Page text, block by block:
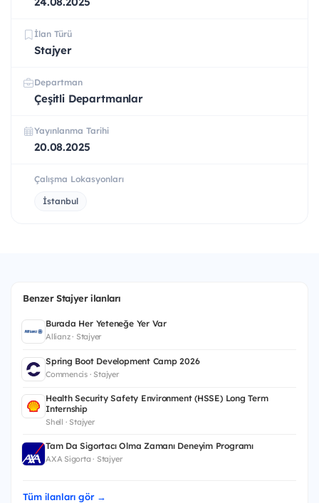
İlan Türü
Stajyer
Departman
Çeşitli Departmanlar
Yayınlanma Tarihi
20.08.2025
Çalışma Lokasyonları
İstanbul
Benzer Stajyer ilanları
Burada Her Yeteneğe Yer Var
Allianz · Stajyer
Spring Boot Development Camp 2026
Commencis · Stajyer
Health Security Safety Environment (HSSE) Long Term
Internship
Shell · Stajyer
Tam Da Sigortacı Olma Zamanı Deneyim Programı
AXA Sigorta · Stajyer
Tüm ilanları gör →